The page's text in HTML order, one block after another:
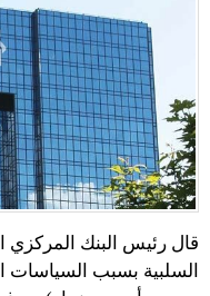
قال رئيس البنك المركزي
السلبية بسبب السياسات